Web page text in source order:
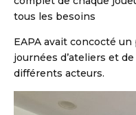
tous les besoins
EAPA avait concocté
journées d’ateliers et
différents acteurs.